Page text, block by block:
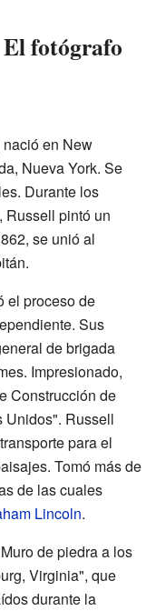
fotógrafo
en New
Nueva York. Se
Durante los
Russell pintó un
se unió al
el proceso de
Sus
de brigada
Impresionado,
Construcción de
Unidos". Russell
para el
Tomó más de
de las cuales
Lincoln.
de piedra a los
Virginia", que
durante la